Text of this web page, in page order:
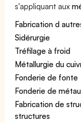
s'appliquant aux
Fabrication d
Sidérurgie
Tréfilage à froid
Métallurgie du
Fonderie de fonte
Fonderie de
Fabrication de
structures